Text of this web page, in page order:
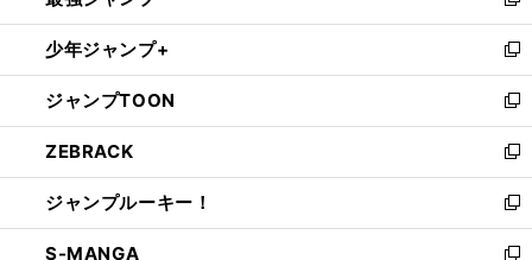
ウ
で
開
く
ン
ド
ウ
で
開
く
ウ
ィ
ン
ド
ウ
で
開
く
し
い
ウ
ィ
ン
ド
ウ
で
開
く
少年ジャンプ+
新
し
い
ウ
ィ
ン
ド
ウ
で
ジャンプTOON
新
し
い
ウ
ィ
ン
ド
ZEBRACK
新
し
い
ウ
ジャンプルーキー！
新
し
S-MANGA